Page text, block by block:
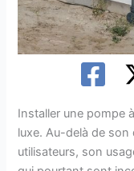
Installer une pompe
luxe. Au-delà de
utilisateurs, son